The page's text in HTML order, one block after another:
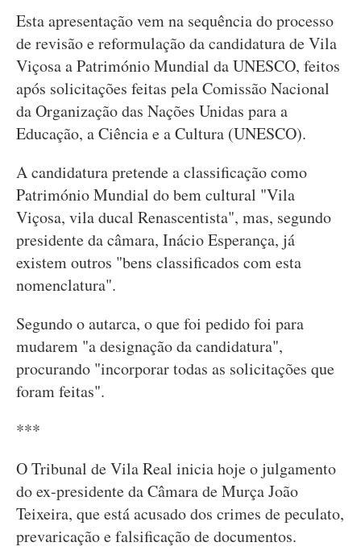
Esta apresentação vem na sequência do processo
de revisão e reformulação da candidatura de Vila
Viçosa a Património Mundial da UNESCO, feitos
após solicitações feitas pela Comissão Nacional
da Organização das Nações Unidas para a
Educação, a Ciência e a Cultura (UNESCO).
A candidatura pretende a classificação como
Património Mundial do bem cultural "Vila
Viçosa, vila ducal Renascentista", mas, segundo
presidente da câmara, Inácio Esperança, já
existem outros "bens classificados com esta
nomenclatura".
Segundo o autarca, o que foi pedido foi para
mudarem "a designação da candidatura",
procurando "incorporar todas as solicitações que
foram feitas".
***
O Tribunal de Vila Real inicia hoje o julgamento
do ex-presidente da Câmara de Murça João
Teixeira, que está acusado dos crimes de peculato,
prevaricação e falsificação de documentos.